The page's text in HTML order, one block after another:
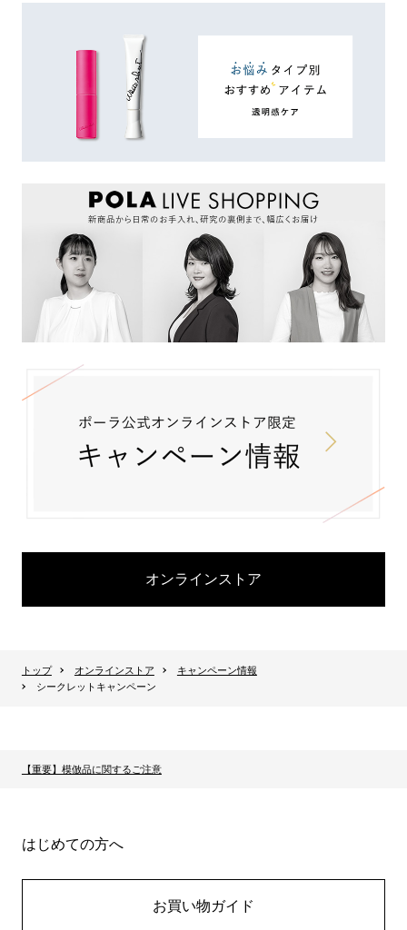
オンラインストア
トップ オンラインストア
キャンペーン情報
シークレットキャンペーン
【重要】模倣品に関するご注意
はじめての方へ
お買い物ガイド